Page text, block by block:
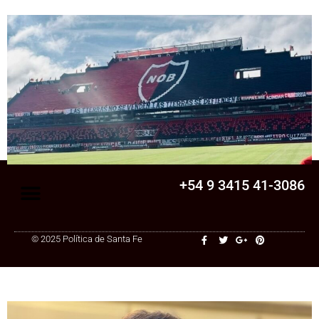
Senado
La Legislatura aprobó una ley clave para
una cooperativa de Santa Fe: ¿qué
cambia?
+54 9 3415 41-3086
© 2025 Política de Santa Fe